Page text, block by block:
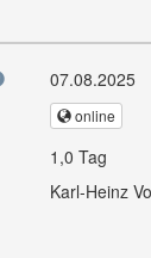
07.08.2025
online
1,0 Tag
Karl-Heinz